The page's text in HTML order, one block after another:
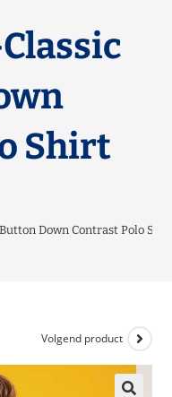
Shirt
Down Contrast Polo
Volgend product